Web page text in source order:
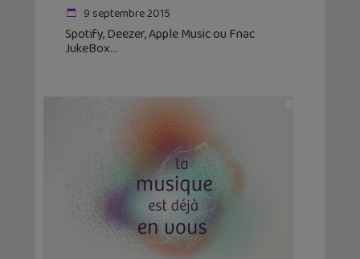
9 septembre 2015
Spotify, Deezer, Apple Music ou Fnac
JukeBox